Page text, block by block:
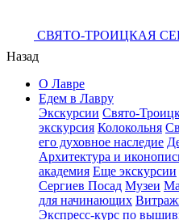
СВЯТО-ТРОИЦКАЯ
Назад
О Лавре
Едем в Лавру
Экскурсии Свято-
экскурсия Колокольня
его духовное наследие
Архитектура и
академия Еще экскурсии
Сергиев Посад Музеи
для начинающих
Экспресс-курс по